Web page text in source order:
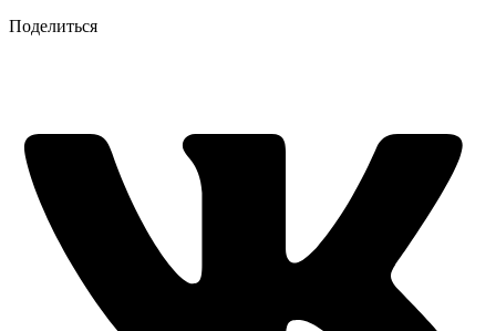
Поделиться